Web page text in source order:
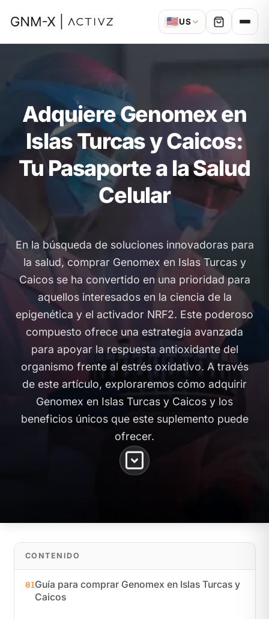
🇺🇸US
Adquiere Genomex en
Islas Turcas y Caicos:
Tu Pasaporte a la Salud
Celular
En la búsqueda de soluciones innovadoras para
la salud, comprar Genomex en Islas Turcas y
Caicos se ha convertido en una prioridad para
aquellos interesados en la ciencia de la
epigenética y el activador NRF2. Este poderoso
compuesto ofrece una estrategia avanzada
para apoyar la respuesta antioxidante del
organismo frente al estrés oxidativo. A través
de este artículo, exploraremos cómo adquirir
Genomex en Islas Turcas y Caicos y los
beneficios únicos que este suplemento puede
ofrecer.
CONTENIDO
01Guía para comprar Genomex en Islas Turcas y
Caicos